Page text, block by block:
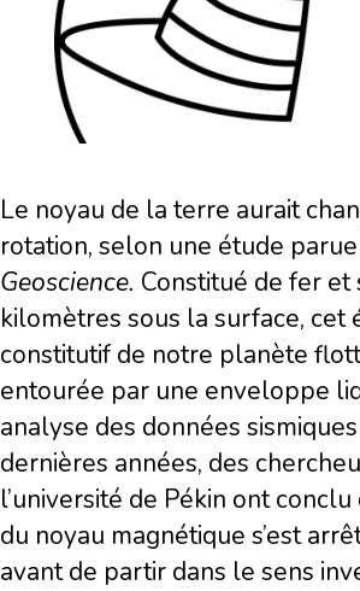
Le noyau de la terre aurait
rotation, selon une étude
Geoscience. Constitué de fer et
kilomètres sous la surface, cet
constitutif de notre planète
entourée par une enveloppe
analyse des données
dernières années, des
l’université de Pékin ont
du noyau magnétique s’est
avant de partir dans le sens